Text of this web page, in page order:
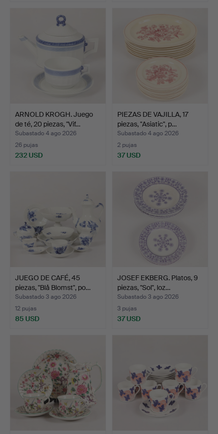
ARNOLD KROGH. Juego
de té, 20 piezas, "Vif…
Subastado 4 ago 2026
26 pujas
232 USD
PIEZAS DE VAJILLA, 17
piezas, "Asiatic", p…
Subastado 4 ago 2026
2 pujas
37 USD
JUEGO DE CAFÉ, 45
piezas, "Blå Blomst", po…
Subastado 3 ago 2026
12 pujas
85 USD
JOSEF EKBERG. Platos, 9
piezas, "Sol", loz…
Subastado 3 ago 2026
3 pujas
37 USD